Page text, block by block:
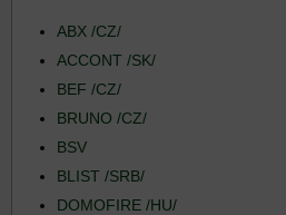
ABX /CZ/
ACCONT /SK/
BEF /CZ/
BRUNO /CZ/
BSV
BLIST /SRB/
DOMOFIRE /HU/